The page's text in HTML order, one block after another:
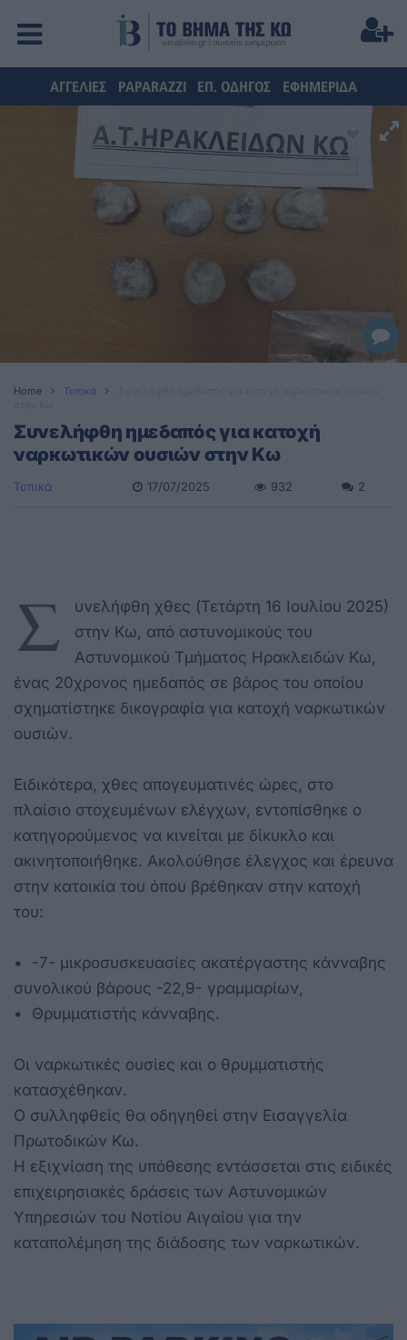
ΑΓΓΕΛΙΕΣ PAPARAZZI ΕΠ. ΟΔΗΓΟΣ ΕΦΗΜΕΡΙΔΑ
Home Τοπικά
Συνελήφθη ημεδαπός για κατοχή
ναρκωτικών ουσιών στην Κω
Τοπικά 17/07/2025 932 2
Σ
υνελήφθη χθες (Τετάρτη 16 Ιουλίου 2025)
στην Κω, από αστυνομικούς του
Αστυνομικού Τμήματος Ηρακλειδών Κω,
ένας 20χρονος ημεδαπός σε βάρος του οποίου
σχηματίστηκε δικογραφία για κατοχή ναρκωτικών
ουσιών.
Ειδικότερα, χθες απογευματινές ώρες, στο
πλαίσιο στοχευμένων ελέγχων, εντοπίσθηκε ο
κατηγορούμενος να κινείται με δίκυκλο και
ακινητοποιήθηκε. Ακολούθησε έλεγχος και έρευνα
στην κατοικία του όπου βρέθηκαν στην κατοχή
του:
• -7- μικροσυσκευασίες ακατέργαστης κάνναβης
συνολικού βάρους -22,9- γραμμαρίων,
• Θρυμματιστής κάνναβης.
Οι ναρκωτικές ουσίες και ο θρυμματιστής
κατασχέθηκαν.
Ο συλληφθείς θα οδηγηθεί στην Εισαγγελία
Πρωτοδικών Κω.
Η εξιχνίαση της υπόθεσης εντάσσεται στις ειδικές
επιχειρησιακές δράσεις των Αστυνομικών
Υπηρεσιών του Νοτίου Αιγαίου για την
καταπολέμηση της διάδοσης των ναρκωτικών.